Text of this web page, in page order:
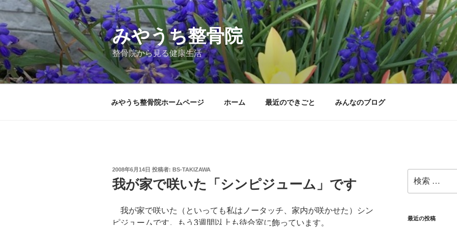
コ
ン
テ
ン
ツ
へ
ス
みやうち整骨院
整骨院から見る健康生活
みやうち整骨院ホームページ ホーム 最近のできごと みんなのブログ
投
稿
日:
2008年6月14日 投稿者: BS-TAKIZAWA
我が家で咲いた「シンピジューム」です
我が家で咲いた（といっても私はノータッチ、家内が咲かせた）シン
ピジュームです。もう3週間以上も待合室に飾っています。
索:
最近の投稿